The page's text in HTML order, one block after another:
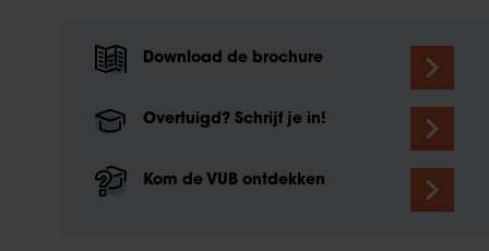
Download de brochure
Overtuigd? Schrijf je in!
Kom de VUB ontdekken